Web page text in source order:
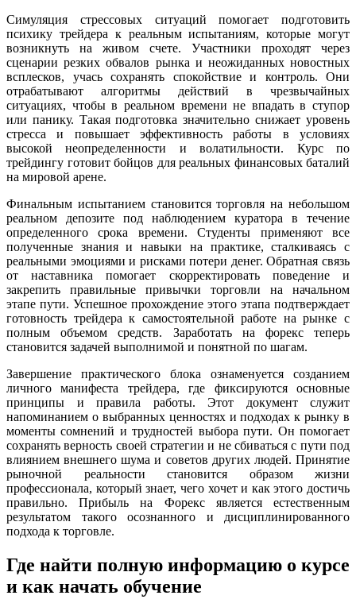
Симуляция стрессовых ситуаций помогает подготовить
психику трейдера к реальным испытаниям, которые могут
возникнуть на живом счете. Участники проходят через
сценарии резких обвалов рынка и неожиданных новостных
всплесков, учась сохранять спокойствие и контроль. Они
отрабатывают алгоритмы действий в чрезвычайных
ситуациях, чтобы в реальном времени не впадать в ступор
или панику. Такая подготовка значительно снижает уровень
стресса и повышает эффективность работы в условиях
высокой неопределенности и волатильности. Курс по
трейдингу готовит бойцов для реальных финансовых баталий
на мировой арене.
Финальным испытанием становится торговля на небольшом
реальном депозите под наблюдением куратора в течение
определенного срока времени. Студенты применяют все
полученные знания и навыки на практике, сталкиваясь с
реальными эмоциями и рисками потери денег. Обратная связь
от наставника помогает скорректировать поведение и
закрепить правильные привычки торговли на начальном
этапе пути. Успешное прохождение этого этапа подтверждает
готовность трейдера к самостоятельной работе на рынке с
полным объемом средств. Заработать на форекс теперь
становится задачей выполнимой и понятной по шагам.
Завершение практического блока ознаменуется созданием
личного манифеста трейдера, где фиксируются основные
принципы и правила работы. Этот документ служит
напоминанием о выбранных ценностях и подходах к рынку в
моменты сомнений и трудностей выбора пути. Он помогает
сохранять верность своей стратегии и не сбиваться с пути под
влиянием внешнего шума и советов других людей. Принятие
рыночной реальности становится образом жизни
профессионала, который знает, чего хочет и как этого достичь
правильно. Прибыль на Форекс является естественным
результатом такого осознанного и дисциплинированного
подхода к торговле.
Где найти полную информацию о курсе
и как начать обучение